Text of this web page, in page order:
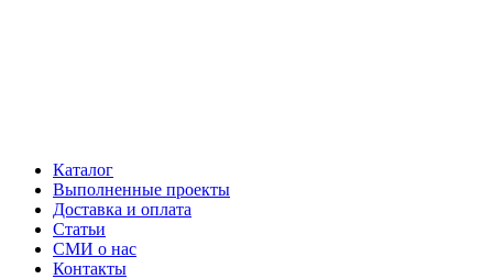
Каталог
Выполненные проекты
Доставка и оплата
Статьи
СМИ о нас
Контакты